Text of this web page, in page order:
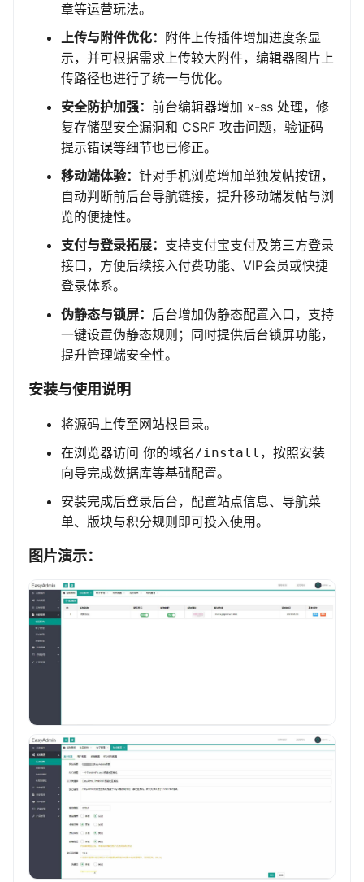
章等运营玩法。
上传与附件优化： 附件上传插件增加进度条显
示，并可根据需求上传较大附件，编辑器图片上
传路径也进行了统一与优化。
安全防护加强： 前台编辑器增加 x-ss 处理，修
复存储型安全漏洞和 CSRF 攻击问题，验证码
提示错误等细节也已修正。
移动端体验： 针对手机浏览增加单独发帖按钮，
自动判断前后台导航链接，提升移动端发帖与浏
览的便捷性。
支付与登录拓展： 支持支付宝支付及第三方登录
接口，方便后续接入付费功能、VIP会员或快捷
登录体系。
伪静态与锁屏： 后台增加伪静态配置入口，支持
一键设置伪静态规则；同时提供后台锁屏功能，
提升管理端安全性。
安装与使用说明
将源码上传至网站根目录。
在浏览器访问 你的域名/install ，按照安装
向导完成数据库等基础配置。
安装完成后登录后台，配置站点信息、导航菜
单、版块与积分规则即可投入使用。
图片演示：